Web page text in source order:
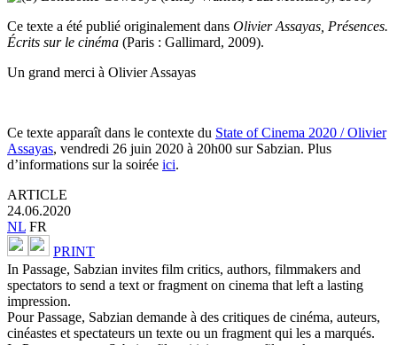
Ce texte a été publié originalement dans Olivier Assayas, Présences.
Écrits sur le cinéma (Paris : Gallimard, 2009).
Un grand merci à Olivier Assayas
Ce texte apparaît dans le contexte du State of Cinema 2020 / Olivier
Assayas, vendredi 26 juin 2020 à 20h00 sur Sabzian. Plus
d’informations sur la soirée ici.
ARTICLE
24.06.2020
NL FR
PRINT
In Passage, Sabzian invites film critics, authors, filmmakers and
spectators to send a text or fragment on cinema that left a lasting
impression.
Pour Passage, Sabzian demande à des critiques de cinéma, auteurs,
cinéastes et spectateurs un texte ou un fragment qui les a marqués.